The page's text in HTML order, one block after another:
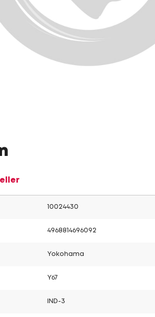
10024430
4968814696092
Yokohama
Y67
IND-3